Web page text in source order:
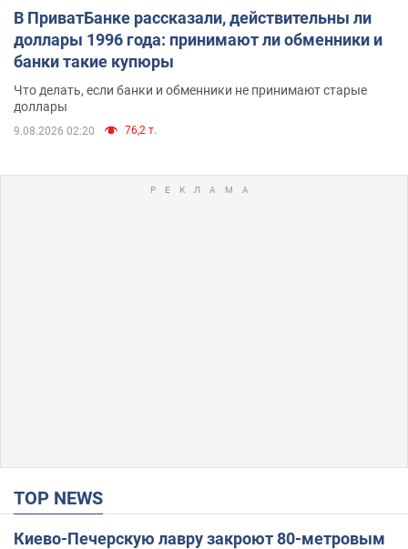
В ПриватБанке рассказали, действительны ли
доллары 1996 года: принимают ли обменники и
банки такие купюры
Что делать, если банки и обменники не принимают старые
доллары
9.08.2026 02:20 76,2 т.
TOP NEWS
Киево-Печерскую лавру закроют 80-метровым